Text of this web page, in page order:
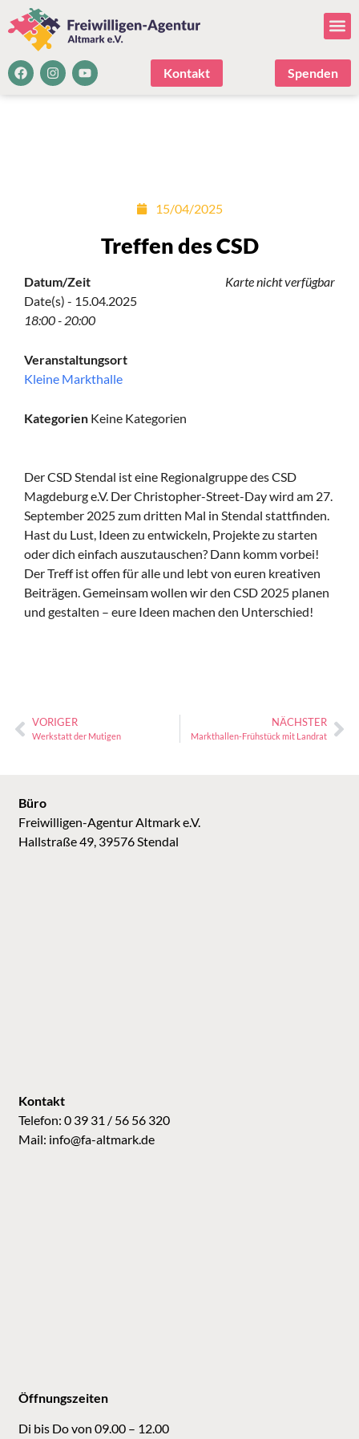
Kontakt Spenden
15/04/2025
Treffen des CSD
Karte nicht verfügbar
Datum/Zeit
Date(s) - 15.04.2025
18:00 - 20:00
Veranstaltungsort
Kleine Markthalle
Kategorien Keine Kategorien
Der CSD Stendal ist eine Regionalgruppe des CSD
Magdeburg e.V. Der Christopher-Street-Day wird am 27.
September 2025 zum dritten Mal in Stendal stattfinden.
Hast du Lust, Ideen zu entwickeln, Projekte zu starten
oder dich einfach auszutauschen? Dann komm vorbei!
Der Treff ist offen für alle und lebt von euren kreativen
Beiträgen. Gemeinsam wollen wir den CSD 2025 planen
und gestalten – eure Ideen machen den Unterschied!
VORIGER
Werkstatt der Mutigen
NÄCHSTER
Markthallen-Frühstück mit Landrat
Öffnungszeiten
Di bis Do von 09.00 – 12.00
Kontakt
Telefon: 0 39 31 / 56 56 320
Mail: info@fa-altmark.de
Büro
Freiwilligen-Agentur Altmark e.V.
Hallstraße 49, 39576 Stendal